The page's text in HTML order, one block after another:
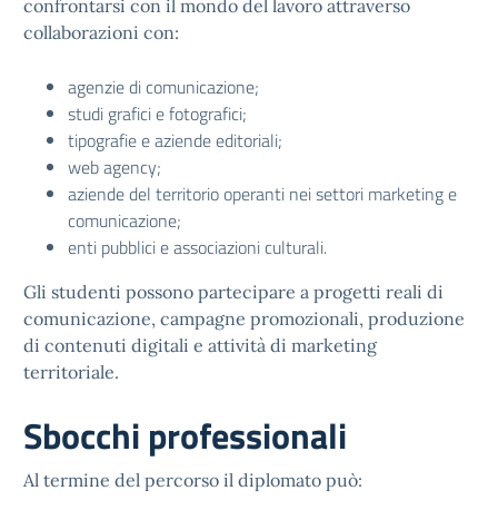
confrontarsi con il mondo del lavoro attraverso
collaborazioni con:
agenzie di comunicazione;
studi grafici e fotografici;
tipografie e aziende editoriali;
web agency;
aziende del territorio operanti nei settori marketing e
comunicazione;
enti pubblici e associazioni culturali.
Gli studenti possono partecipare a progetti reali di
comunicazione, campagne promozionali, produzione
di contenuti digitali e attività di marketing
territoriale.
Sbocchi professionali
Al termine del percorso il diplomato può: